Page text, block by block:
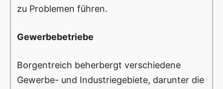
zu Problemen führen.
Gewerbebetriebe
Borgentreich beherbergt verschiedene
Gewerbe- und Industriegebiete, darunter die